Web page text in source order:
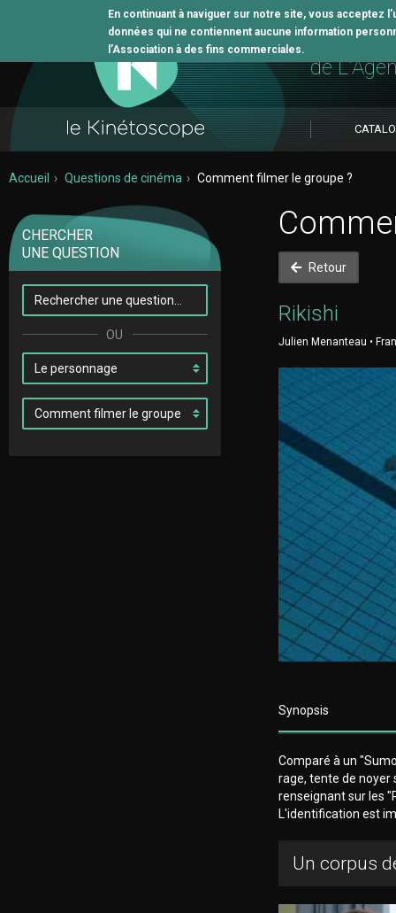
En continuant à naviguer sur notre site, vous
données qui ne contiennent aucune information
l’Association à des fins commerciales. L'outil
de
Accueil Questions de cinéma Comment filmer le groupe ?
CHERCHER
UNE QUESTION
Retour
Rikishi
Julien Menanteau •
Synopsis
Comparé à un
rage, tente de noyer
renseignant sur les
L'identification est
Un corpus